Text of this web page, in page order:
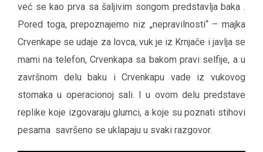
već se kao prva sa šaljivim songom predstavlja baka .
Pored toga, prepoznajemo niz „nepravilnosti“ – majka
Crvenkape se udaje za lovca, vuk je iz Krnjače i javlja se
mami na telefon, Crvenkapa sa bakom pravi selfije, a u
završnom delu baku i Crvenkapu vade iz vukovog
stomaka u operacionoj sali. I u ovom delu predstave
replike koje izgovaraju glumci, a koje su poznati stihovi
pesama savršeno se uklapaju u svaki razgovor.